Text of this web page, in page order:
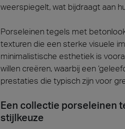
weerspiegelt, wat bijdraagt aan
Porseleinen tegels met
texturen die een sterke visuele
minimalistische esthetiek is
willen creëren, waarbij een
prestaties die typisch zijn voor
Een collectie porseleinen
stijlkeuze